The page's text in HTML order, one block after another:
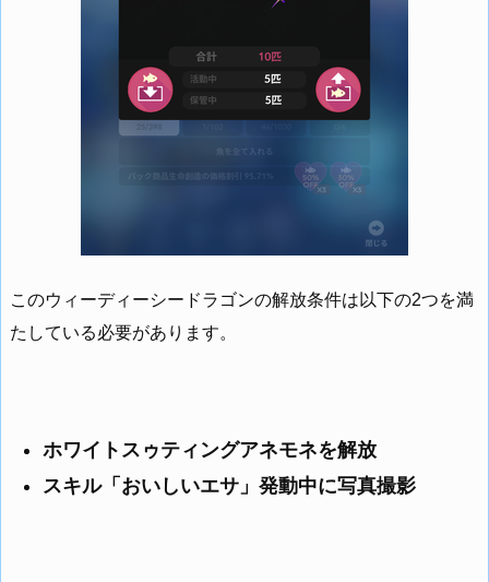
このウィーディーシードラゴンの解放条件は以下の2つを満
たしている必要があります。
ホワイトスゥティングアネモネを解放
スキル「おいしいエサ」発動中に写真撮影